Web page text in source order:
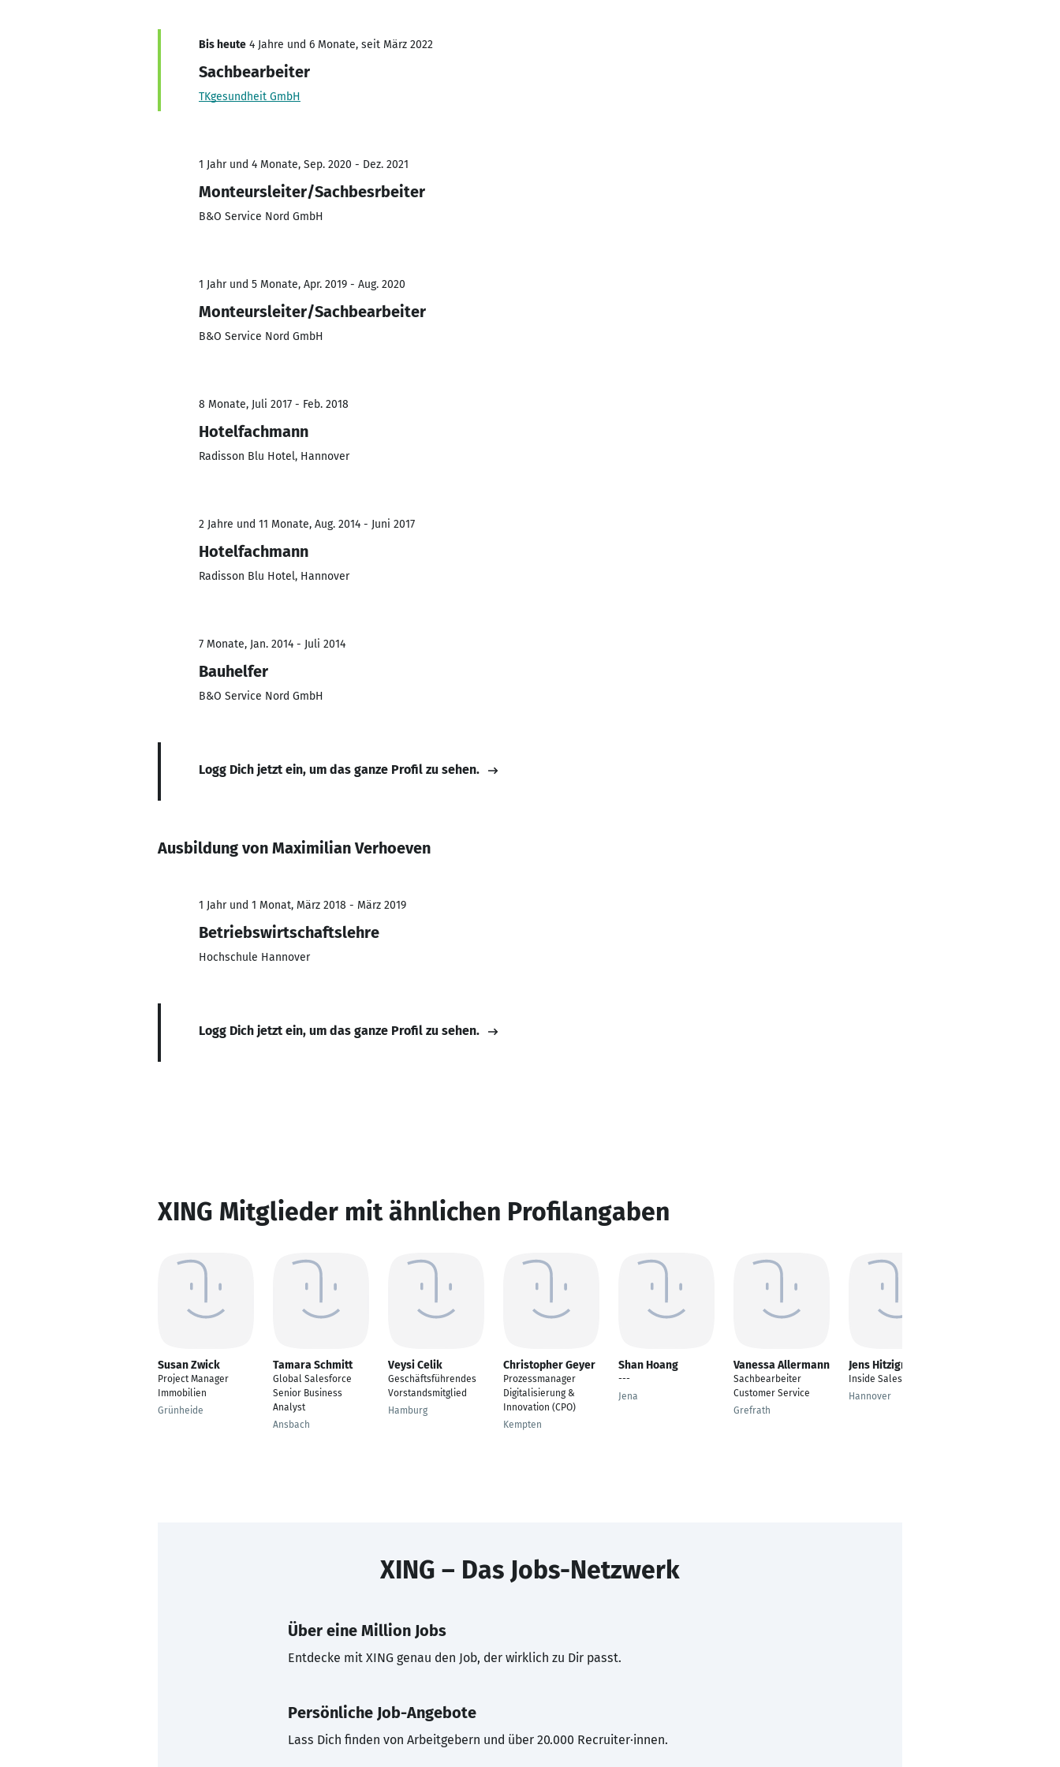
Bis heute 4 Jahre und 6 Monate, seit März 2022
Sachbearbeiter
TKgesundheit GmbH
1 Jahr und 4 Monate, Sep. 2020 - Dez. 2021
Monteursleiter/Sachbesrbeiter
B&O Service Nord GmbH
1 Jahr und 5 Monate, Apr. 2019 - Aug. 2020
Monteursleiter/Sachbearbeiter
B&O Service Nord GmbH
8 Monate, Juli 2017 - Feb. 2018
Hotelfachmann
Radisson Blu Hotel, Hannover
2 Jahre und 11 Monate, Aug. 2014 - Juni 2017
Hotelfachmann
Radisson Blu Hotel, Hannover
7 Monate, Jan. 2014 - Juli 2014
Bauhelfer
B&O Service Nord GmbH
Logg Dich jetzt ein, um das ganze Profil zu sehen.
Ausbildung von Maximilian Verhoeven
1 Jahr und 1 Monat, März 2018 - März 2019
Betriebswirtschaftslehre
Hochschule Hannover
Logg Dich jetzt ein, um das ganze Profil zu sehen.
XING Mitglieder mit ähnlichen Profilangaben
Susan Zwick
Project Manager
Immobilien
Grünheide
Tamara Schmitt
Global Salesforce
Senior Business
Analyst
Ansbach
Veysi Celik
Geschäftsführendes
Vorstandsmitglied
Hamburg
Christopher Geyer
Prozessmanager
Digitalisierung &
Innovation (CPO)
Kempten
Shan Hoang
---
Jena
Vanessa Allermann
Sachbearbeiter
Customer Service
Grefrath
Jens Hitzigrath
Inside Sales
Hannover
XING – Das Jobs-Netzwerk
Über eine Million Jobs
Entdecke mit XING genau den Job, der wirklich zu Dir passt.
Persönliche Job-Angebote
Lass Dich finden von Arbeitgebern und über 20.000 Recruiter·innen.